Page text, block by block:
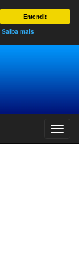
Entendi!
Saiba mais